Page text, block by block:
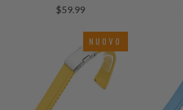
$59.99
NUOVO